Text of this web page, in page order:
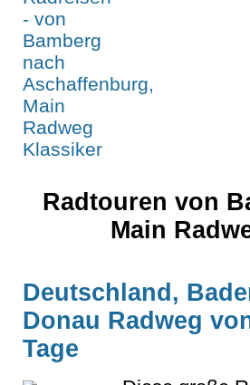
Radtouren von
Main
Deutschland,
Donau Radweg
Tage